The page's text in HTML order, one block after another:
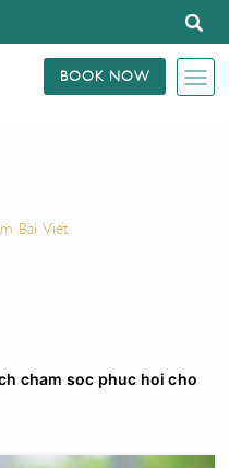
BOOK NOW
Bài Viết
cham soc phuc hoi cho